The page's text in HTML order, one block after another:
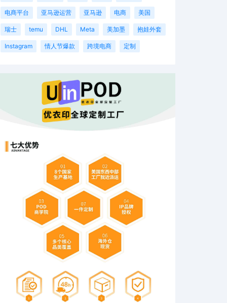
电商平台 亚马逊运营 亚马逊 电商 美国
瑞士 temu DHL Meta 美加墨 抱娃外套
Instagram 情人节爆款 跨境电商 定制